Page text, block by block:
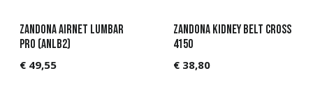
Zandona AIRnet Lumbar
Pro (ANLB2)
€ 49,55
Zandona kidney belt Cross
4150
€ 38,80